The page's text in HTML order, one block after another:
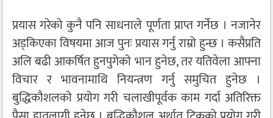
प्रयास गरेको कुनै पनि साधनाले पूर्णता प्राप्त गर्नेछ । नजानेर
अड्किएका विषयमा आज पुनः प्रयास गर्नु राम्रो हुन्छ । कसैप्रति
अलि बढी आकर्षित हुनपुगेको भान हुनेछ, तर यतिवेला आफ्ना
विचार र भावनामाथि नियन्त्रण गर्नु समुचित हुनेछ ।
बुद्धिकौशलको प्रयोग गरी चलाखीपूर्वक काम गर्दा अतिरिक्त